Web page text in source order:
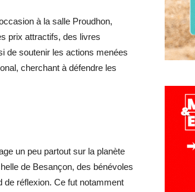
à la salle Proudhon,
prix attractifs, des livres
de soutenir les actions menées
cherchant à défendre les
un peu partout sur la planète
de Besançon, des bénévoles
de réflexion. Ce fut notamment